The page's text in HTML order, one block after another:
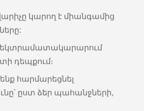
կարող է միանգամից
դեպքում։
հարմարեցնել
ըստ ձեր պահանջների,